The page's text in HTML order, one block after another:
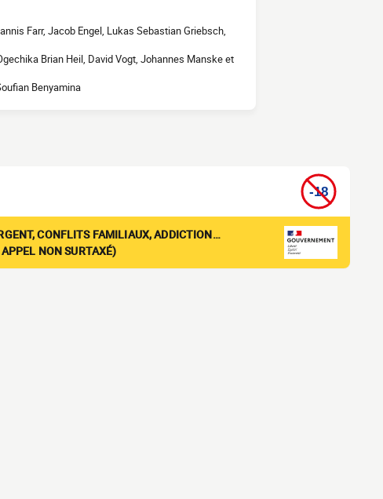
Farr, Jacob Engel, Lukas Sebastian Griebsch,
Brian Heil, David Vogt, Johannes Manske et
Benyamina
CONFLITS FAMILIAUX, ADDICTION…
NON SURTAXÉ)